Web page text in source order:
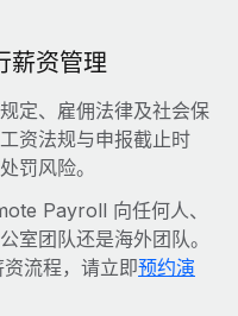
薪资管理
定、雇佣法律及社会保
资法规与申报截止时
罚风险。
Payroll 向任何人、
团队还是海外团队。
流程，请立即预约演